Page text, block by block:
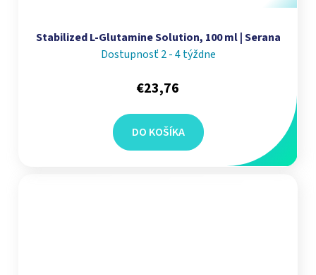
Stabilized L-Glutamine Solution, 100 ml | Serana
Dostupnosť 2 - 4 týždne
€23,76
DO KOŠÍKA